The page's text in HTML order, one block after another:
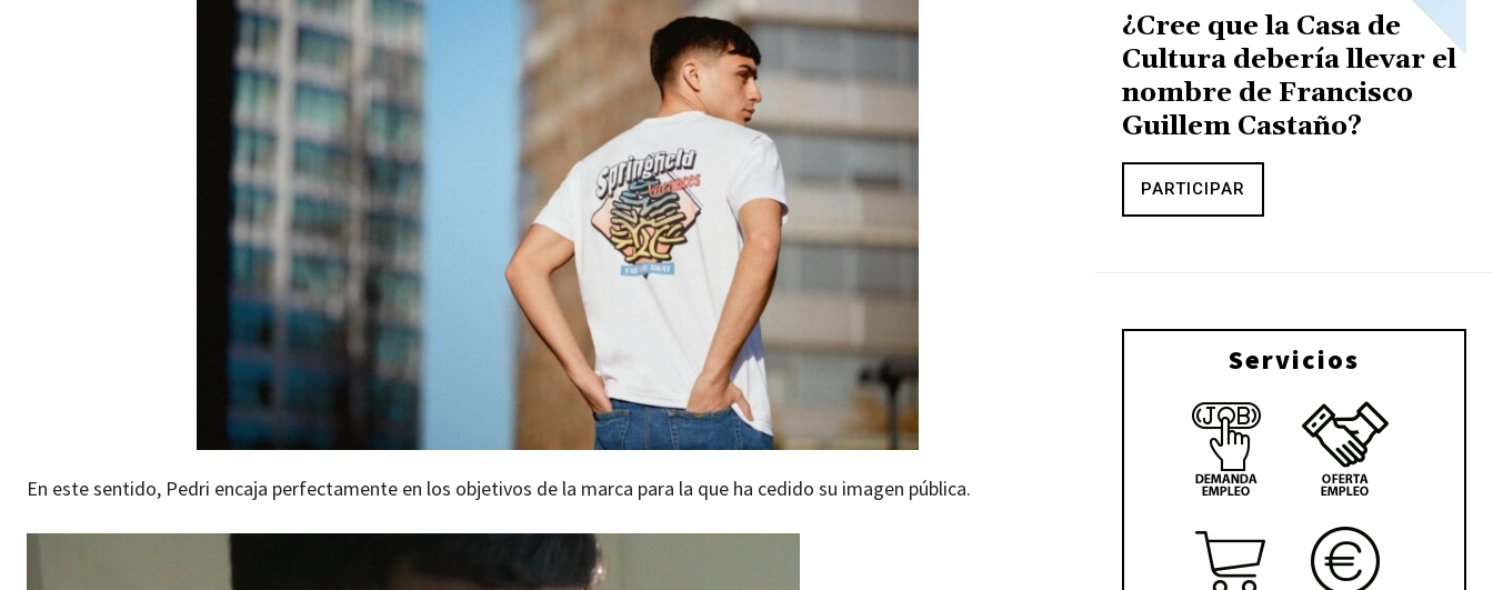
En este sentido, Pedri encaja perfectamente en los objetivos de la marca para la que ha cedido su imagen pública.
¿Cree que la Casa de
Cultura debería llevar el
nombre de Francisco
Guillem Castaño?
PARTICIPAR
Servicios